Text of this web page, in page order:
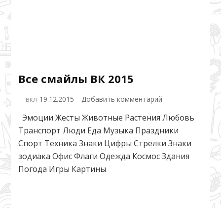
Все смайлы ВК 2015
вкл 19.12.2015 Добавить комментарий
Все
смайлы
ВК
Эмоции Жесты Животные Растения Любовь
Транспорт Люди Еда Музыка Праздники
Спорт Техника Знаки Цифры Стрелки Знаки
зодиака Офис Флаги Одежда Космос Здания
Погода Игры Картины